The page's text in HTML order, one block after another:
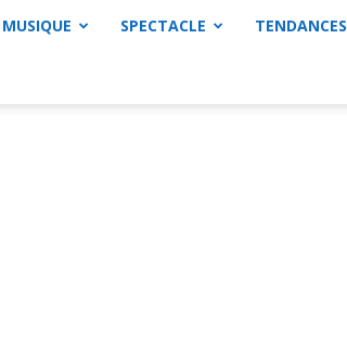
MUSIQUE SPECTACLE TENDANCES